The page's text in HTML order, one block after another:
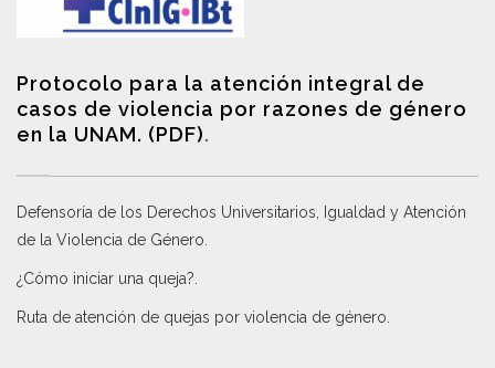
Protocolo para la atención integral de
casos de violencia por razones de género
en la UNAM. (PDF).
Defensoría de los Derechos Universitarios, Igualdad y Atención
de la Violencia de Género
¿Cómo iniciar una queja?
Ruta de atención de quejas por violencia de género